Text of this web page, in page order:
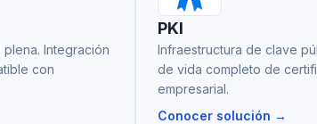
Integración
con
PKI
Infraestructura de clave
de vida completo de
empresarial.
Conocer solución →